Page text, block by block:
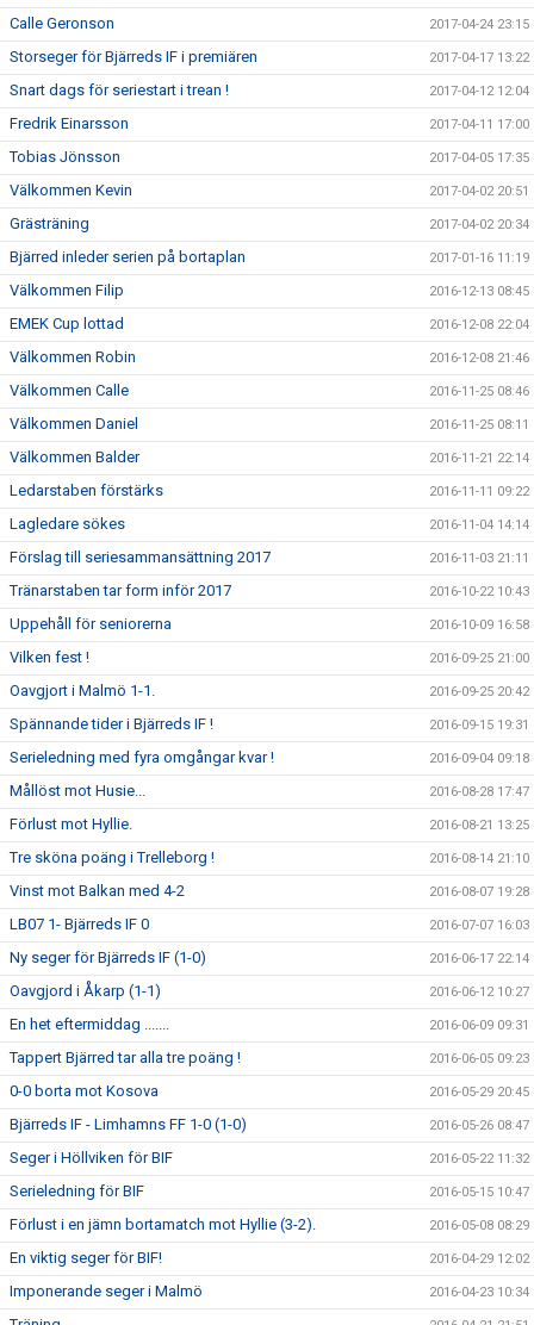
Calle Geronson 2017-04-24 23:15
Storseger för Bjärreds IF i premiären 2017-04-17 13:22
Snart dags för seriestart i trean ! 2017-04-12 12:04
Fredrik Einarsson 2017-04-11 17:00
Tobias Jönsson 2017-04-05 17:35
Välkommen Kevin 2017-04-02 20:51
Grästräning 2017-04-02 20:34
Bjärred inleder serien på bortaplan 2017-01-16 11:19
Välkommen Filip 2016-12-13 08:45
EMEK Cup lottad 2016-12-08 22:04
Välkommen Robin 2016-12-08 21:46
Välkommen Calle 2016-11-25 08:46
Välkommen Daniel 2016-11-25 08:11
Välkommen Balder 2016-11-21 22:14
Ledarstaben förstärks 2016-11-11 09:22
Lagledare sökes 2016-11-04 14:14
Förslag till seriesammansättning 2017 2016-11-03 21:11
Tränarstaben tar form inför 2017 2016-10-22 10:43
Uppehåll för seniorerna 2016-10-09 16:58
Vilken fest ! 2016-09-25 21:00
Oavgjort i Malmö 1-1. 2016-09-25 20:42
Spännande tider i Bjärreds IF ! 2016-09-15 19:31
Serieledning med fyra omgångar kvar ! 2016-09-04 09:18
Mållöst mot Husie... 2016-08-28 17:47
Förlust mot Hyllie. 2016-08-21 13:25
Tre sköna poäng i Trelleborg ! 2016-08-14 21:10
Vinst mot Balkan med 4-2 2016-08-07 19:28
LB07 1- Bjärreds IF 0 2016-07-07 16:03
Ny seger för Bjärreds IF (1-0) 2016-06-17 22:14
Oavgjord i Åkarp (1-1) 2016-06-12 10:27
En het eftermiddag ....... 2016-06-09 09:31
Tappert Bjärred tar alla tre poäng ! 2016-06-05 09:23
0-0 borta mot Kosova 2016-05-29 20:45
Bjärreds IF - Limhamns FF 1-0 (1-0) 2016-05-26 08:47
Seger i Höllviken för BIF 2016-05-22 11:32
Serieledning för BIF 2016-05-15 10:47
Förlust i en jämn bortamatch mot Hyllie (3-2). 2016-05-08 08:29
En viktig seger för BIF! 2016-04-29 12:02
Imponerande seger i Malmö 2016-04-23 10:34